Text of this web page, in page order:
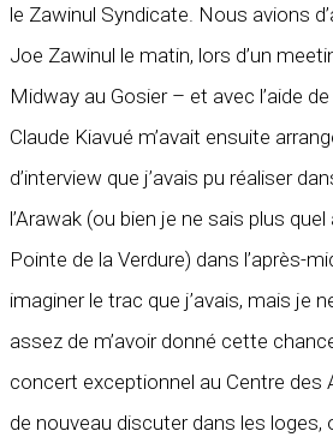
le Zawinul Syndicate. Nous avions
Joe Zawinul le matin, lors d’un
Midway au Gosier – et avec l’aide
Claude Kiavué m’avait ensuite
d’interview que j’avais pu réaliser
l’Arawak (ou bien je ne sais plus
Pointe de la Verdure) dans l’après-
imaginer le trac que j’avais, mais je
assez de m’avoir donné cette
concert exceptionnel au Centre des
de nouveau discuter dans les loges,